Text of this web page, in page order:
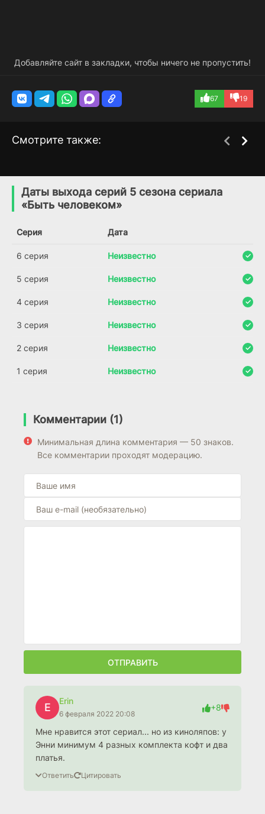
Добавляйте сайт в закладки, чтобы ничего не пропустить!
67 19
Смотрите также:
7.5 7.5
Даты выхода серий 5 сезона сериала
«Быть человеком»
Серия Дата
6 серия Неизвестно
5 серия Неизвестно
4 серия Неизвестно
3 серия Неизвестно
2 серия Неизвестно
1 серия Неизвестно
Комментарии (1)
Минимальная длина комментария — 50 знаков.
Все комментарии проходят модерацию.
ОТПРАВИТЬ
E
Erin
6 февраля 2022 20:08
+8
Мне нравится этот сериал... но из киноляпов: у
Энни минимум 4 разных комплекта кофт и два
платья.
Ответить Цитировать